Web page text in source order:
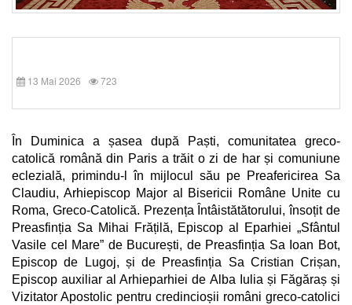
13 Mai 2026 723
În Duminica a șasea după Paști, comunitatea greco-
catolică română din Paris a trăit o zi de har și comuniune
eclezială, primindu-l în mijlocul său pe Preafericirea Sa
Claudiu, Arhiepiscop Major al Bisericii Române Unite cu
Roma, Greco-Catolică. Prezența Întâistătătorului, însoțit de
Preasfinția Sa Mihai Frățilă, Episcop al Eparhiei „Sfântul
Vasile cel Mare” de București, de Preasfinția Sa Ioan Bot,
Episcop de Lugoj, și de Preasfinția Sa Cristian Crișan,
Episcop auxiliar al Arhieparhiei de Alba Iulia și Făgăraș și
Vizitator Apostolic pentru credincioșii români greco-catolici